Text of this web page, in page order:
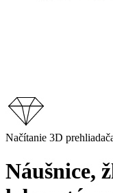
Načítanie 3D
Náušnice,